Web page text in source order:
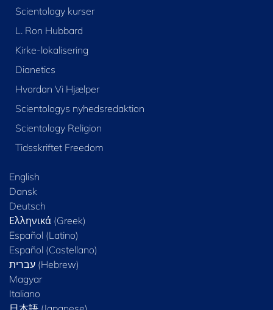
Scientology kurser
L. Ron Hubbard
Kirke-lokalisering
Dianetics
Hvordan Vi Hjælper
Scientologys nyhedsredaktion
Scientology Religion
Tidsskriftet Freedom
English
Dansk
Deutsch
Ελληνικά (Greek)
Español (Latino)
Español (Castellano)
Magyar
Italiano